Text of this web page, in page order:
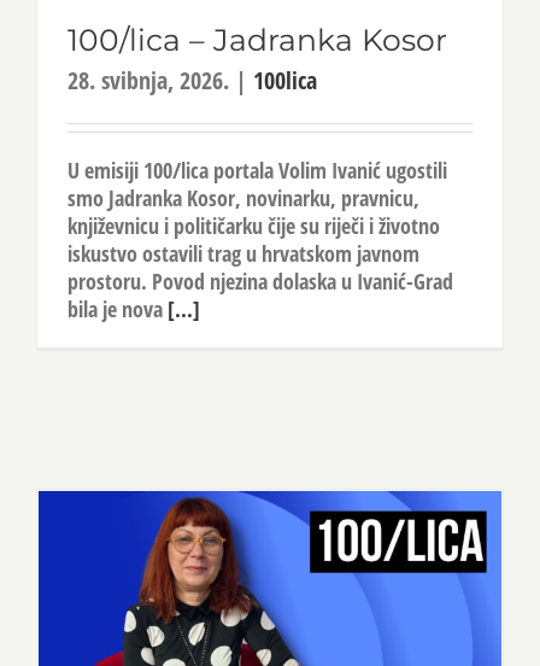
100/lica – Jadranka Kosor
28. svibnja, 2026. | 100lica
U emisiji 100/lica portala Volim Ivanić ugostili
smo Jadranka Kosor, novinarku, pravnicu,
književnicu i političarku čije su riječi i životno
iskustvo ostavili trag u hrvatskom javnom
prostoru. Povod njezina dolaska u Ivanić-Grad
bila je nova [...]